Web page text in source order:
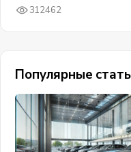
312462
Популярные